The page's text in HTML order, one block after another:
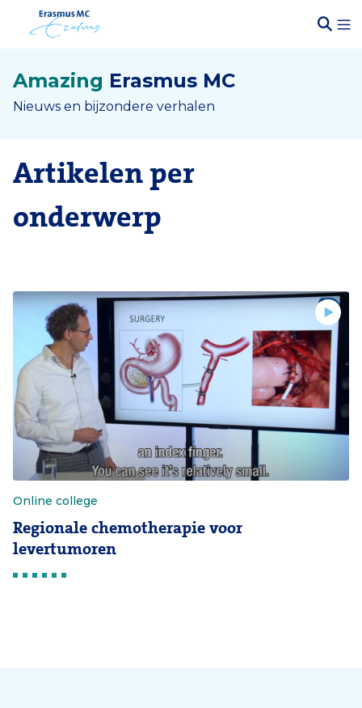
Amazing Erasmus MC
Nieuws en bijzondere verhalen
Artikelen per
onderwerp
Online college
Regionale chemotherapie voor
levertumoren